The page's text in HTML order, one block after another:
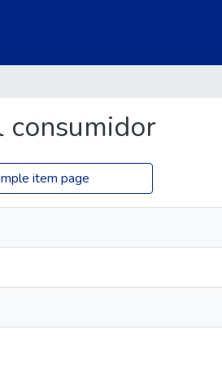
consumidor
item page